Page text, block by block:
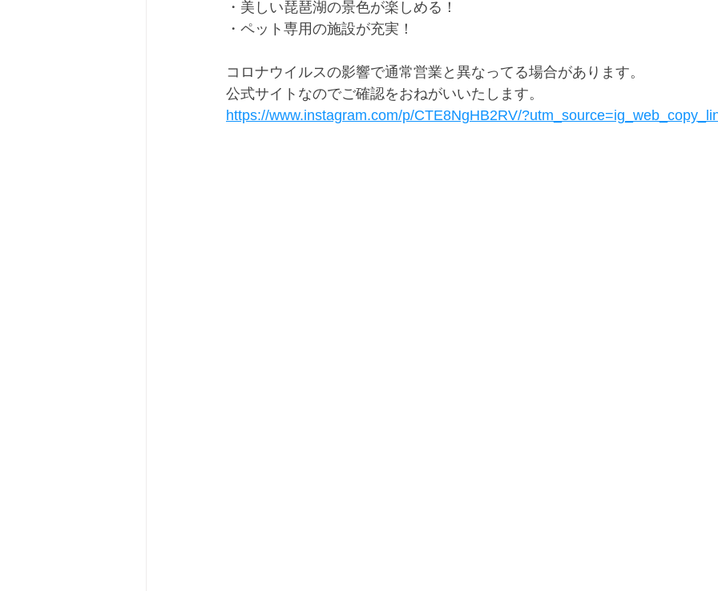
・美しい琵琶湖の景色が楽しめる！
・ペット専用の施設が充実！
コロナウイルスの影響で通常営業と異なってる場合があります。
公式サイトなのでご確認をおねがいいたします。
https://www.instagram.com/p/CTE8NgHB2RV/